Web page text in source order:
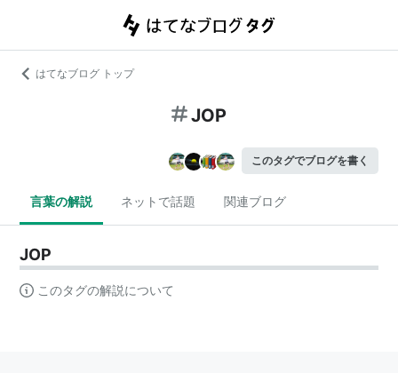
はてなブログ トップ
JOP
このタグでブログを書く
言葉の解説 ネットで話題 関連ブログ
JOP
このタグの解説について